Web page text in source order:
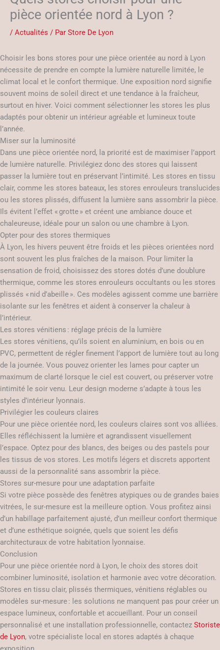
pièce orientée nord à Lyon ?
/ Actualités / Par Store De Lyon
Choisir les bons stores pour une pièce orientée au nord à Lyon
nécessite de prendre en compte la lumière naturelle limitée, le
climat local et le confort thermique. Une exposition nord signifie
souvent moins de soleil direct et une tendance à la fraîcheur,
surtout en hiver. Voici comment sélectionner les stores les plus
adaptés pour obtenir un intérieur agréable et lumineux toute
l’année.
Miser sur la luminosité
Dans une pièce orientée nord, la priorité est de maximiser l’apport
de lumière naturelle. Privilégiez donc des stores qui laissent
passer la lumière tout en préservant l’intimité. Les stores en tissu
clair, comme les stores bateaux, les stores enrouleurs translucides
ou les stores plissés, diffusent la lumière sans assombrir la pièce.
Ils évitent l’effet « grotte » et créent une ambiance douce et
chaleureuse, idéale pour un salon ou une chambre à Lyon.
Opter pour des stores thermiques
À Lyon, les hivers peuvent être froids et les pièces orientées nord
sont souvent les plus fraîches de la maison. Pour limiter la
sensation de froid, choisissez des stores dotés d’une doublure
thermique, comme les stores enrouleurs occultants ou les stores
plissés « nid d’abeille ». Ces modèles agissent comme une barrière
isolante sur les fenêtres et aident à conserver la chaleur à
l’intérieur.
Les stores vénitiens : réglage précis de la lumière
Les stores vénitiens, qu’ils soient en aluminium, en bois ou en
PVC, permettent de régler finement l’apport de lumière tout au long
de la journée. Vous pouvez orienter les lames pour capter un
maximum de clarté lorsque le ciel est couvert, ou préserver votre
intimité le soir venu. Leur design moderne s’adapte à tous les
styles d’intérieur lyonnais.
Privilégier les couleurs claires
Pour une pièce orientée nord, les couleurs claires sont vos alliées.
Elles réfléchissent la lumière et agrandissent visuellement
l’espace. Optez pour des blancs, des beiges ou des pastels pour
les tissus de vos stores. Les motifs légers et discrets apportent
aussi de la personnalité sans assombrir la pièce.
Stores sur-mesure pour une adaptation parfaite
Si votre pièce possède des fenêtres atypiques ou de grandes baies
vitrées, le sur-mesure est la meilleure option. Vous profitez ainsi
d’un habillage parfaitement ajusté, d’un meilleur confort thermique
et d’une esthétique soignée, quels que soient les défis
architecturaux de votre habitation lyonnaise.
Conclusion
Pour une pièce orientée nord à Lyon, le choix des stores doit
combiner luminosité, isolation et harmonie avec votre décoration.
Stores en tissu clair, plissés thermiques, vénitiens réglables ou
modèles sur-mesure : les solutions ne manquent pas pour créer un
espace lumineux, confortable et accueillant. Pour un conseil
personnalisé et une installation professionnelle, contactez Storiste
de Lyon, votre spécialiste local en stores adaptés à chaque